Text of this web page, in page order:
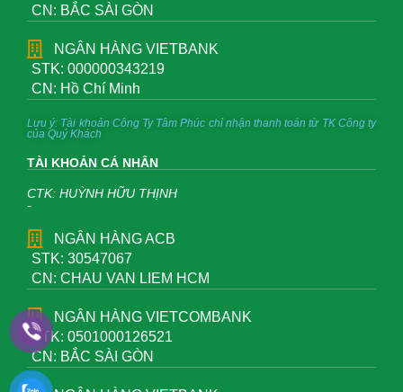
CN: BẮC SÀI GÒN
NGÂN HÀNG VIETBANK
STK: 000000343219
CN: Hồ Chí Minh
Lưu ý: Tài khoản Công Ty Tâm Phúc chỉ nhận thanh toán từ TK Công ty
của Quý Khách
TÀI KHOẢN CÁ NHÂN
CTK: HUỲNH HỮU THỊNH
-
NGÂN HÀNG ACB
STK: 30547067
CN: CHAU VAN LIEM HCM
NGÂN HÀNG VIETCOMBANK
STK: 0501000126521
CN: BẮC SÀI GÒN